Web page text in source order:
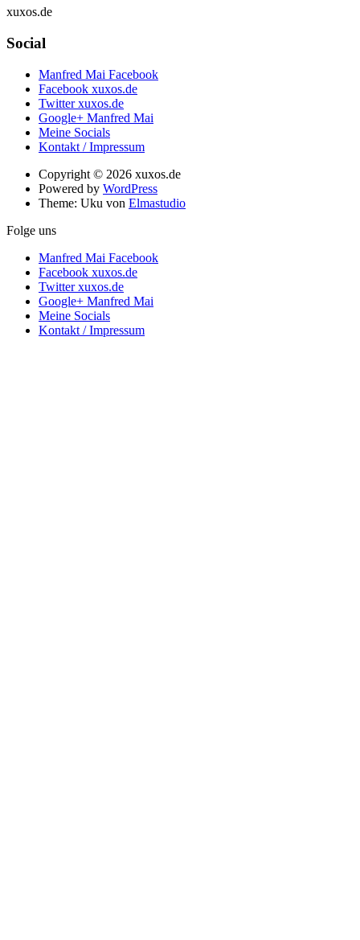
xuxos.de
Social
Manfred Mai Facebook
Facebook xuxos.de
Twitter xuxos.de
Google+ Manfred Mai
Meine Socials
Kontakt / Impressum
Copyright © 2026 xuxos.de
Powered by WordPress
Theme: Uku von Elmastudio
Folge uns
Manfred Mai Facebook
Facebook xuxos.de
Twitter xuxos.de
Google+ Manfred Mai
Meine Socials
Kontakt / Impressum